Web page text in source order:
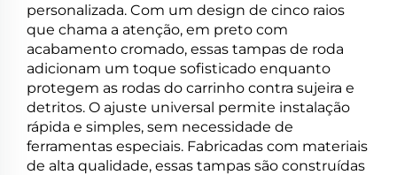
personalizada. Com um design de cinco raios
que chama a atenção, em preto com
acabamento cromado, essas tampas de roda
adicionam um toque sofisticado enquanto
protegem as rodas do carrinho contra sujeira e
detritos. O ajuste universal permite instalação
rápida e simples, sem necessidade de
ferramentas especiais. Fabricadas com materiais
de alta qualidade, essas tampas são construídas